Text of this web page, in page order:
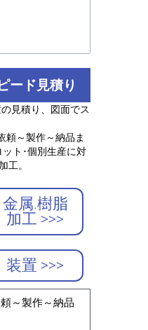
ード見積り
見積り、図面でス
頼～製作～納品ま
ト･個別生産に対
工。
金属.樹脂
加工 >>>
装置 >>>
～製作～納品